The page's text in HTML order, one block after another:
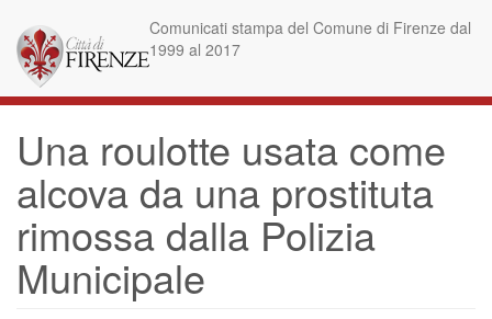
main
content
Comunicati stampa del Comune di Firenze dal
1999 al 2017
Una roulotte usata come
alcova da una prostituta
rimossa dalla Polizia
Municipale